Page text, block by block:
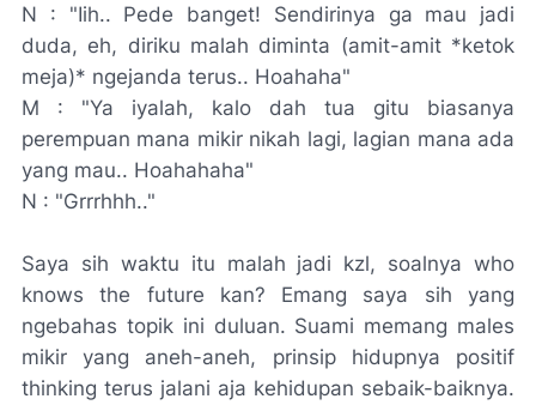
N : "Iih.. Pede banget! Sendirinya ga mau jadi
duda, eh, diriku malah diminta (amit-amit*ketok
meja)* ngejanda terus.. Hoahaha"
M : "Ya iyalah, kalo dah tua gitu biasanya
perempuan mana mikir nikah lagi, lagian mana ada
yang mau.. Hoahahaha"
N : "Grrrhhh.."
Saya sih waktu itu malah jadi kzl, soalnya who
knows the future kan? Emang saya sih yang
ngebahas topik ini duluan. Suami memang males
mikir yang aneh-aneh, prinsip hidupnya positif
thinking terus jalani aja kehidupan sebaik-baiknya.